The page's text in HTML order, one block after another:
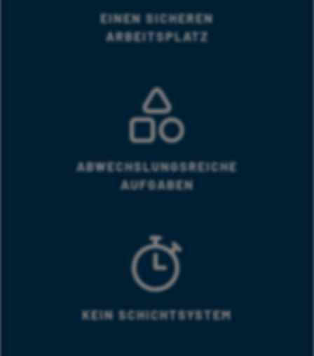
EINEN SICHEREN
ARBEITSPLATZ
ABWECHSLUNGSREICHE
AUFGABEN
KEIN SCHICHTSYSTEM